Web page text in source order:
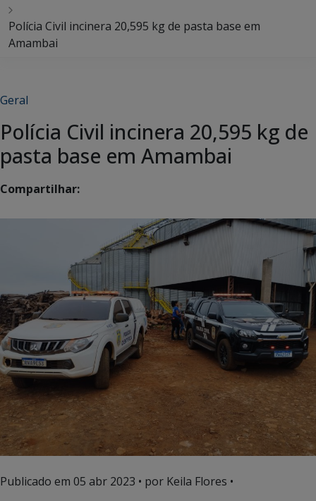
Polícia Civil incinera 20,595 kg de pasta base em
Amambai
Geral
Polícia Civil incinera 20,595 kg de
pasta base em Amambai
Compartilhar:
Publicado em 05 abr 2023 • por Keila Flores •